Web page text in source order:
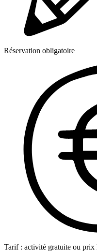
Réservation obligatoire
Tarif : activité gratuite ou prix